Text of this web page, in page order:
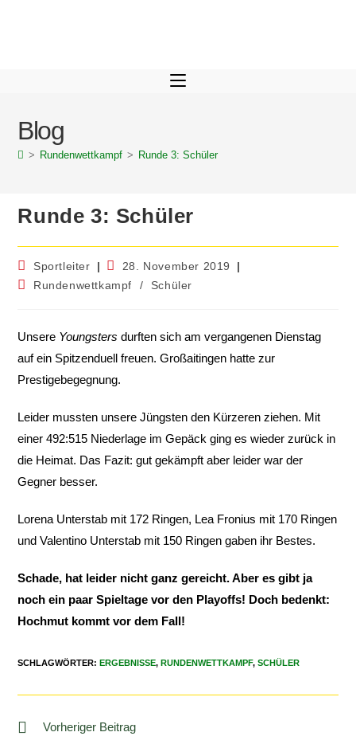
Blog
> Rundenwettkampf > Runde 3: Schüler
Runde 3: Schüler
Sportleiter
28. November 2019
Rundenwettkampf
/ Schüler
Unsere Youngsters durften sich am vergangenen Dienstag
auf ein Spitzenduell freuen. Großaitingen hatte zur
Prestigebegegnung.
Leider mussten unsere Jüngsten den Kürzeren ziehen. Mit
einer 492:515 Niederlage im Gepäck ging es wieder zurück in
die Heimat. Das Fazit: gut gekämpft aber leider war der
Gegner besser.
Lorena Unterstab mit 172 Ringen, Lea Fronius mit 170 Ringen
und Valentino Unterstab mit 150 Ringen gaben ihr Bestes.
Schade, hat leider nicht ganz gereicht. Aber es gibt ja
noch ein paar Spieltage vor den Playoffs! Doch bedenkt:
Hochmut kommt vor dem Fall!
SCHLAGWÖRTER:ERGEBNISSE, RUNDENWETTKAMPF, SCHÜLER
Vorheriger Beitrag